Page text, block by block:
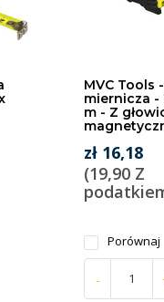
MVC Tools
miernicza -
m - Z
zł 16,18
(19,90 Z
Porównaj
-